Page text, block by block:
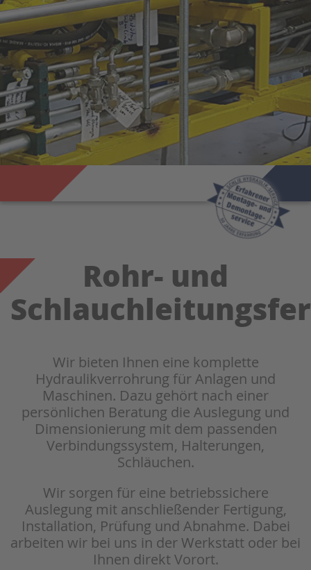
Rohr- und
Wir bieten Ihnen eine komplette
Hydraulikverrohrung für Anlagen und
Maschinen. Dazu gehört nach einer
persönlichen Beratung die Auslegung und
Dimensionierung mit dem passenden
Verbindungssystem, Halterungen,
Schläuchen.
Wir sorgen für eine betriebssichere
Auslegung mit anschließender Fertigung,
Installation, Prüfung und Abnahme. Dabei
arbeiten wir bei uns in der Werkstatt oder bei
Ihnen direkt Vorort.